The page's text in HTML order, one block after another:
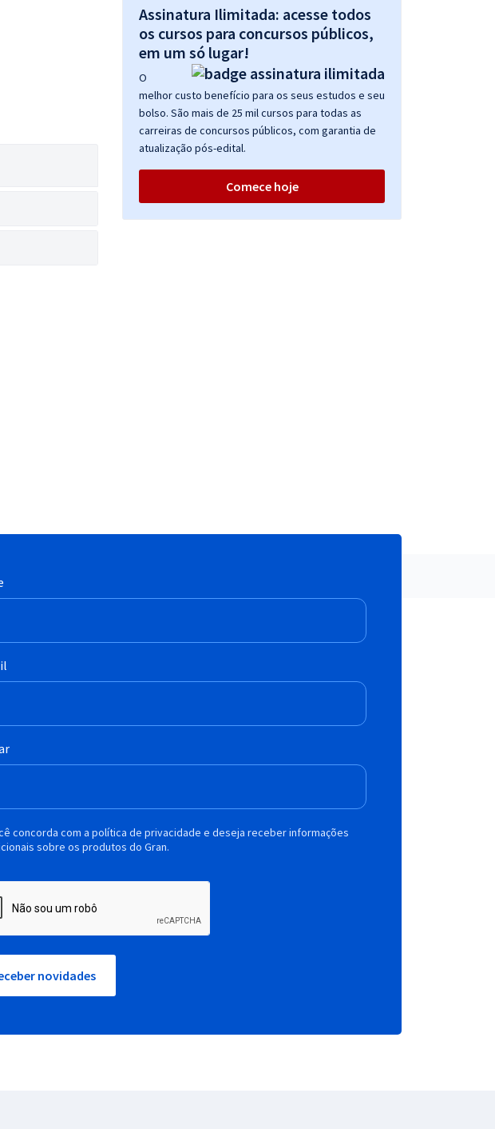
Assinatura Ilimitada: acesse todos
os cursos para concursos públicos,
em um só lugar!
O
melhor custo benefício para os seus estudos e seu
bolso. São mais de 25 mil cursos para todas as
carreiras de concursos públicos, com garantia de
atualização pós-edital.
Comece hoje
concorda com a política de privacidade e deseja receber informações
sobre os produtos do Gran.
novidades